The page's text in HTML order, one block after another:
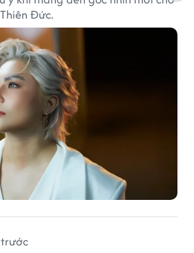
Đức.